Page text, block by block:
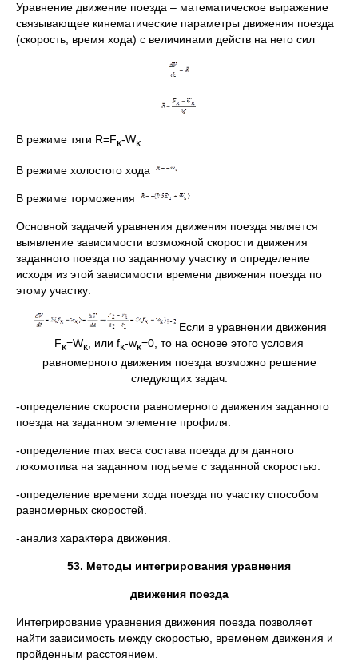
Уравнение движение поезда – математическое выражение
связывающее кинематические параметры движения поезда
(скорость, время хода) с величинами действ на него сил
В режиме тяги R=Fк-Wк
В режиме холостого хода
В режиме торможения
Основной задачей уравнения движения поезда является
выявление зависимости возможной скорости движения
заданного поезда по заданному участку и определение
исходя из этой зависимости времени движения поезда по
этому участку:
Если в уравнении движения
Fк=Wк , или fк-wк=0, то на основе этого условия
равномерного движения поезда возможно решение
следующих задач:
-определение скорости равномерного движения заданного
поезда на заданном элементе профиля.
-определение max веса состава поезда для данного
локомотива на заданном подъеме с заданной скоростью.
-определение времени хода поезда по участку способом
равномерных скоростей.
-анализ характера движения.
53. Методы интегрирования уравнения
движения поезда
Интегрирование уравнения движения поезда позволяет
найти зависимость между скоростью, временем движения и
пройденным расстоянием.